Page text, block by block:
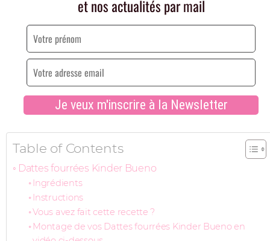
Table of Contents
Dattes fourrées Kinder Bueno
Ingrédients
Instructions
Vous avez fait cette recette ?
Montage de vos Dattes fourrées Kinder Bueno en